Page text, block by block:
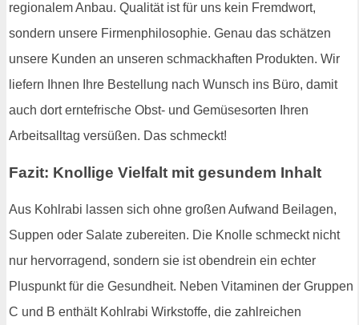
regionalem Anbau. Qualität ist für uns kein Fremdwort,
sondern unsere Firmenphilosophie. Genau das schätzen
unsere Kunden an unseren schmackhaften Produkten. Wir
liefern Ihnen Ihre Bestellung nach Wunsch ins Büro, damit
auch dort erntefrische Obst- und Gemüsesorten Ihren
Arbeitsalltag versüßen. Das schmeckt!
Fazit: Knollige Vielfalt mit gesundem Inhalt
Aus Kohlrabi lassen sich ohne großen Aufwand Beilagen,
Suppen oder Salate zubereiten. Die Knolle schmeckt nicht
nur hervorragend, sondern sie ist obendrein ein echter
Pluspunkt für die Gesundheit. Neben Vitaminen der Gruppen
C und B enthält Kohlrabi Wirkstoffe, die zahlreichen